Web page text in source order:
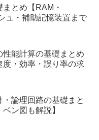
とめ【RAM・
ュ・補助記憶装置まで
性能計算の基礎まとめ
度・効率・誤り率の求
論理回路の基礎まと
ン図も解説】